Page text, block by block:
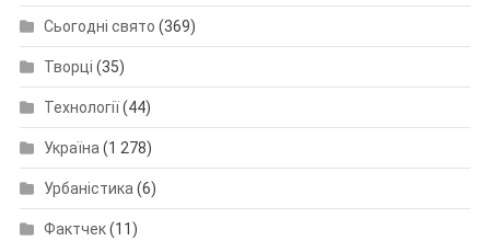
Сьогодні свято (369)
Творці (35)
Технології(44)
Україна (1 278)
Урбаністика (6)
Фактчек(11)